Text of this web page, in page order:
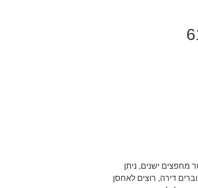
מחפצים ישנים, ניתן
דירה, רוצים לאחסן